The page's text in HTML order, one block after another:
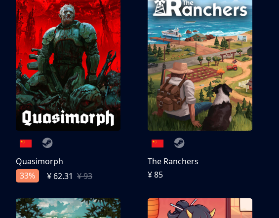
Quasimorph
33%
¥ 62.31 ¥ 93
The Ranchers
¥ 85